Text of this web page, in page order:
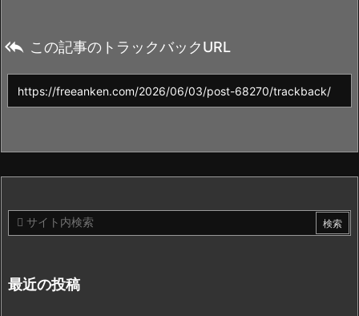
 この記事のトラックバックURL
最近の投稿